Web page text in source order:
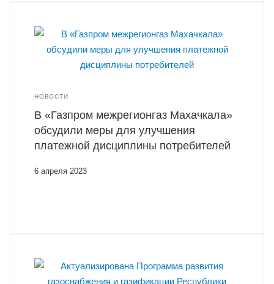
НОВОСТИ
В «Газпром межрегионгаз Махачкала»
обсудили меры для улучшения
платежной дисциплины потребителей
6 апреля 2023